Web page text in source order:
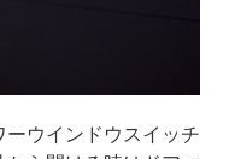
ウインドウスイッチ